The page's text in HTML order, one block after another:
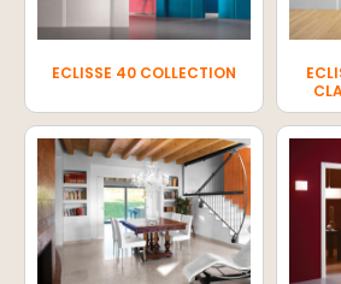
ECLISSE 40 COLLECTION